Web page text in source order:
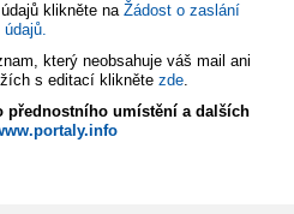
klikněte na Žádost o zaslání
údajů.
který neobsahuje váš mail ani
s editací klikněte zde.
přednostního umístění a dalších